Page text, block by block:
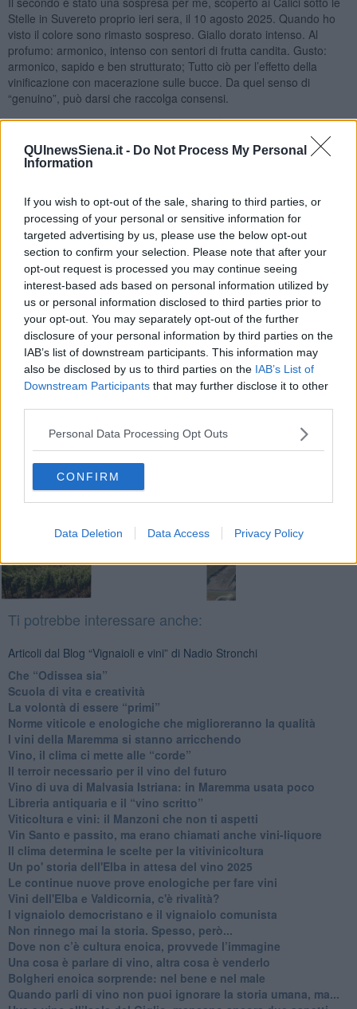
QUInewsSiena.it - Do Not Process My Personal
Information
If you wish to opt-out of the sale, sharing to third parties, or
processing of your personal or sensitive information for
targeted advertising by us, please use the below opt-out
section to confirm your selection. Please note that after your
opt-out request is processed you may continue seeing
interest-based ads based on personal information utilized by
us or personal information disclosed to third parties prior to
your opt-out. You may separately opt-out of the further
disclosure of your personal information by third parties on the
IAB’s list of downstream participants. This information may
also be disclosed by us to third parties on the IAB’s List of
Downstream Participants that may further disclose it to other
Personal Data Processing Opt Outs
CONFIRM
Data Deletion Data Access Privacy Policy
Stelle in Suvereto proprio ieri sera, il 10 agosto 2025. Quando ho
visto il colore sono rimasto sospreso. Giallo dorato intenso. Al
profumo: armonico, intenso con sentori di frutta candita. Gusto:
armonico, sapido e ben strutturato; Tutto ciò per l’effetto della
vinificazione con macerazione sulle bucce. Da quel senso di
“genuino”, può darsi che raccolga consensi.
Loc Macchion dei Lupi, prima di arrivare in Suvereto dal lato
Venturina Terme SS 398.
Nadio Stronchi
Se vuoi leggere le notizie principali della Toscana iscriviti alla
Arriva gratis tutti i giorni
alle 20:00 direttamente nella tua casella di posta.
Basta cliccareQUI
Fotogallery
Ti potrebbe interessare anche:
Articoli dal Blog “Vignaioli e vini” di Nadio Stronchi
​Che “Odissea sia”
Scuola di vita e creatività
​La volontà di essere “primi”
Norme viticole e enologiche che miglioreranno la qualità
​I vini della Maremma si stanno arricchendo
Vino, il clima ci mette alle “corde”
Il terroir necessario per il vino del futuro
​Vino di uva di Malvasia Istriana: in Maremma usata poco
​Libreria antiquaria e il “vino scritto”
​Viticoltura e vini: il Manzoni che non ti aspetti
​Vin Santo e passito, ma erano chiamati anche vini-liquore
Il clima determina le scelte per la vitivinicoltura
Un po' storia dell'Elba in attesa del vino 2025
Le continue nuove prove enologiche per fare vini
Vini dell'Elba e Valdicornia, c'è rivalità?
​I vignaiolo democristano e il vignaiolo comunista
​Non rinnego mai la storia. Spesso, però...
​Dove non c’è cultura enoica, provvede l’immagine
​Una cosa è parlare di vino, altra cosa è venderlo
Bolgheri enoica sorprende: nel bene e nel male
​Quando parli di vino non puoi ignorare la storia umana, ma...